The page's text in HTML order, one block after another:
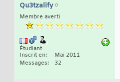
Qu3tzalify
Membre averti
Étudiant
Inscrit en
Mai 2011
Messages
32